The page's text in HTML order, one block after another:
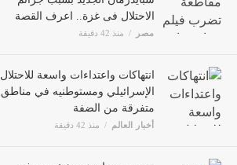
الاحتلال فى غزة.. اعرف القصة
منذ 42 دقيقة
الإسرائيلي ومستوطنيه في مناطق
متفرقة من الضفة
أخبار العالم